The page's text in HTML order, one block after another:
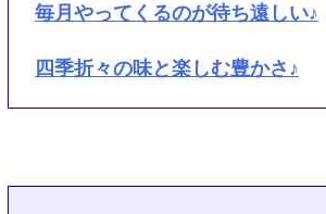
毎月やってくるのが待ち遠しい♪
四季折々の味と楽しむ豊かさ♪